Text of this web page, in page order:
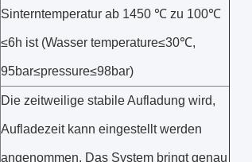
Sinterntemperatur ab 1450 ℃ zu 100℃
≤6h ist (Wasser temperature≤30℃,
95bar≤pressure≤98bar)
Die zeitweilige stabile Aufladung wird,
Aufladezeit kann eingestellt werden
angenommen. Das System bringt genau